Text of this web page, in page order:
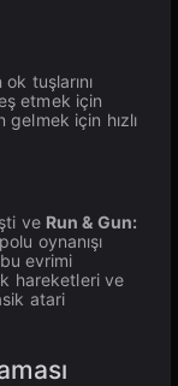
tuşlarını
etmek için
gelmek için hızlı
ve Run & Gun:
oynanışı
evrimi
hareketleri ve
atari